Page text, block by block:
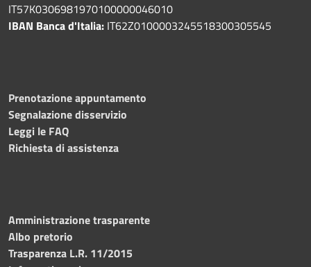
IT57K0306981970100000046010
IBAN Banca d'Italia: IT62Z0100003245518300305545
Prenotazione appuntamento
Segnalazione disservizio
Leggi le FAQ
Richiesta di assistenza
Amministrazione trasparente
Albo pretorio
Trasparenza L.R. 11/2015